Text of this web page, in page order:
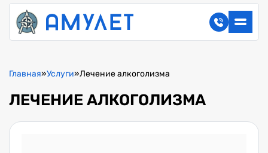
Главная»Услуги»Лечение алкоголизма
ЛЕЧЕНИЕ АЛКОГОЛИЗМА